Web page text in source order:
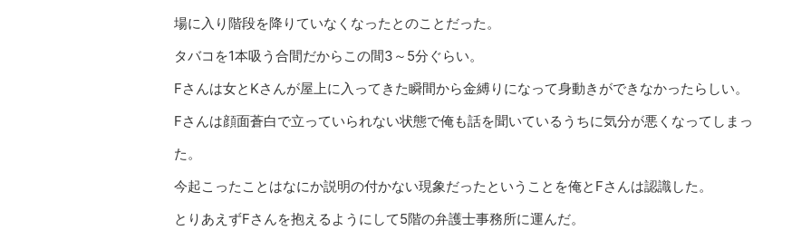
場に入り階段を降りていなくなったとのことだった。
タバコを1本吸う合間だからこの間3～5分ぐらい。
Fさんは女とKさんが屋上に入ってきた瞬間から金縛りになって身動きができなかったらしい。
Fさんは顔面蒼白で立っていられない状態で俺も話を聞いているうちに気分が悪くなってしまっ
た。
今起こったことはなにか説明の付かない現象だったということを俺とFさんは認識した。
とりあえずFさんを抱えるようにして5階の弁護士事務所に運んだ。